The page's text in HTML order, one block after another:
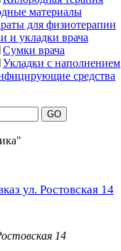
материалы
для физиотерапии
и укладки врача
Сумки врача
Укладки с наполнением
средства
GO
ул. Ростовская 14
14